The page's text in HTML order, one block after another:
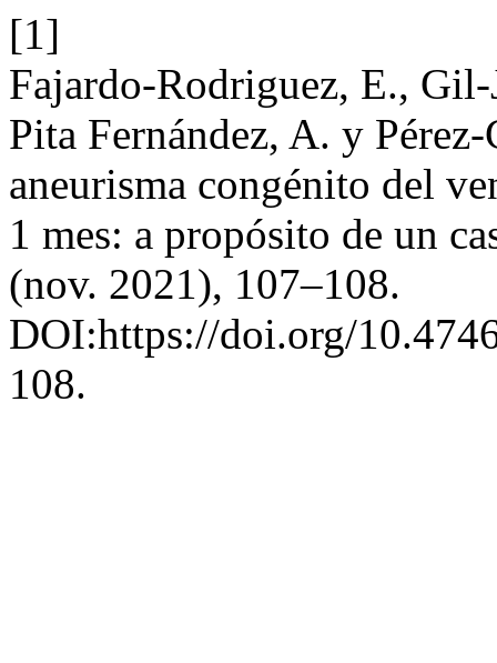
[1]
Fajardo-Rodriguez, E.,
Pita Fernández, A. y
aneurisma congénito del
1 mes: a propósito de un
(nov. 2021), 107–108.
DOI:https://doi.org/
108.